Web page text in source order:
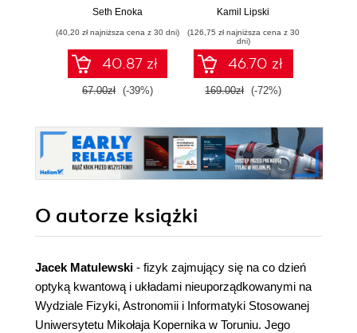
umiarkowanych
Seth Enoka
(40,20 zł najniższa cena z 30 dni)
40.87 zł
67.00zł (-39%)
testy penetracyjne
Kamil Lipski
(126,75 zł najniższa cena z 30
dni)
46.70 zł
169.00zł (-72%)
O autorze książki
Jacek Matulewski - fizyk zajmujący się na co dzień
optyką kwantową i układami nieuporządkowanymi na
Wydziale Fizyki, Astronomii i Informatyki Stosowanej
Uniwersytetu Mikołaja Kopernika w Toruniu. Jego